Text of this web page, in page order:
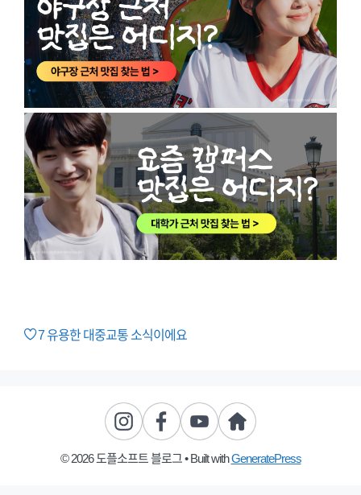
7유용한 대중교통 소식이에요
© 2026 도플소프트 블로그• Built withGeneratePress